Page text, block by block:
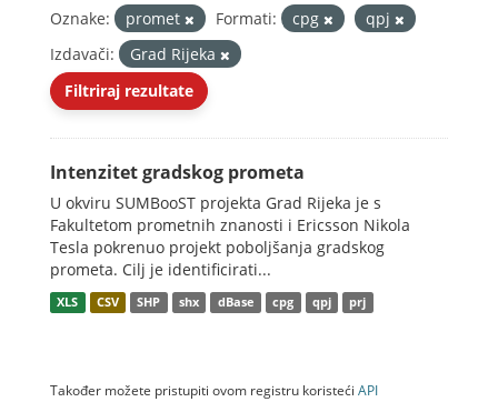
Oznake: promet Formati: cpg
qpj
Izdavači:
Grad Rijeka
Filtriraj rezultate
Intenzitet gradskog prometa
U okviru SUMBooST projekta Grad Rijeka je s
Fakultetom prometnih znanosti i Ericsson Nikola
Tesla pokrenuo projekt poboljšanja gradskog
prometa. Cilj je identificirati...
XLS CSV SHP shx dBase cpg qpj prj
Također možete pristupiti ovom registru koristeći API